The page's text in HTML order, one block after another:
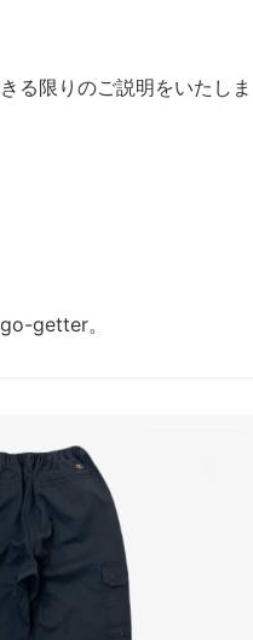
る限りのご説明をいたしま
go-getter。